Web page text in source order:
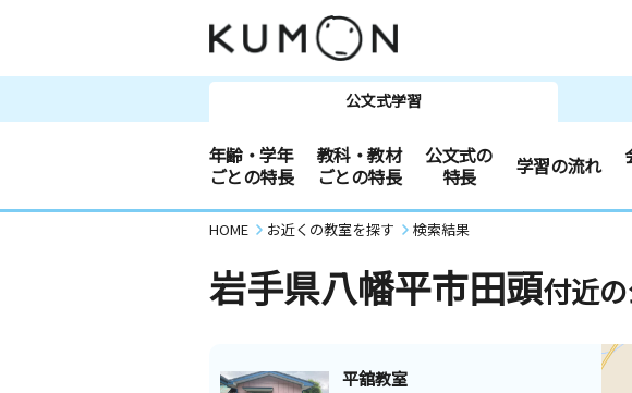
公文式学習
年齢・学年
ごとの特長
教科・教材
ごとの特長
公文式の
特長
学習の流れ
HOME お近くの教室を探す 検索結果
岩手県八幡平市田頭付近
平舘教室